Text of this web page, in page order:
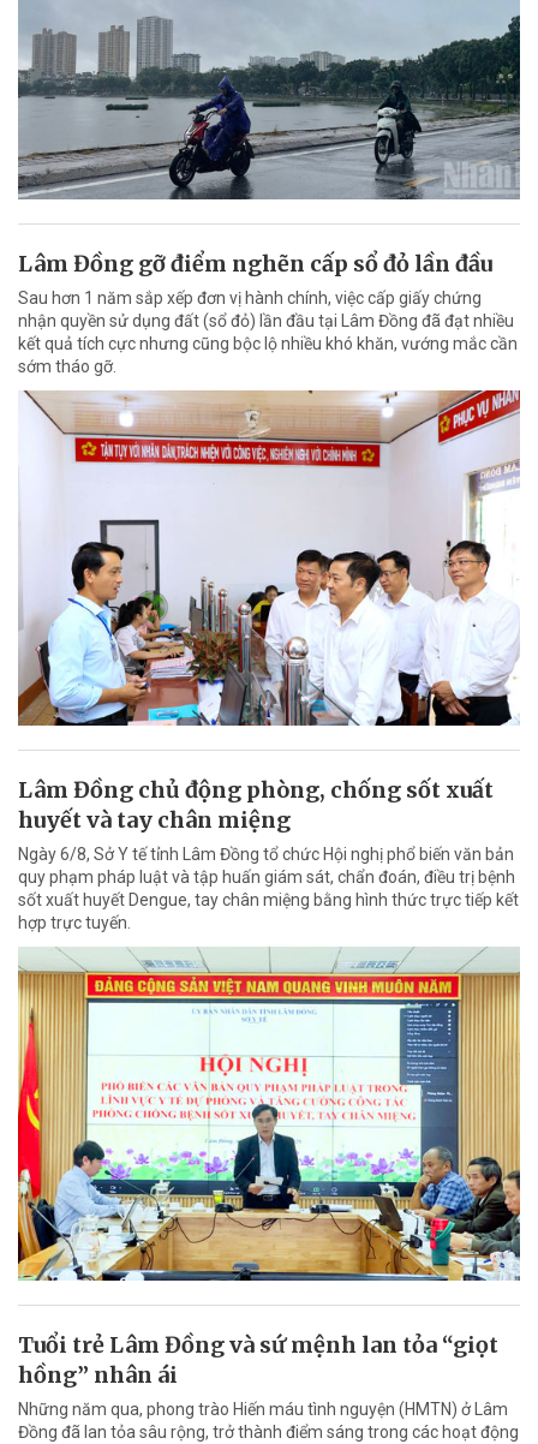
Lâm Đồng gỡ điểm nghẽn cấp sổ đỏ lần đầu
Sau hơn 1 năm sắp xếp đơn vị hành chính, việc cấp giấy chứng
nhận quyền sử dụng đất (sổ đỏ) lần đầu tại Lâm Đồng đã đạt nhiều
kết quả tích cực nhưng cũng bộc lộ nhiều khó khăn, vướng mắc cần
sớm tháo gỡ.
Lâm Đồng chủ động phòng, chống sốt xuất
huyết và tay chân miệng
Ngày 6/8, Sở Y tế tỉnh Lâm Đồng tổ chức Hội nghị phổ biến văn bản
quy phạm pháp luật và tập huấn giám sát, chẩn đoán, điều trị bệnh
sốt xuất huyết Dengue, tay chân miệng bằng hình thức trực tiếp kết
hợp trực tuyến.
Tuổi trẻ Lâm Đồng và sứ mệnh lan tỏa “giọt
hồng” nhân ái
Những năm qua, phong trào Hiến máu tình nguyện (HMTN) ở Lâm
Đồng đã lan tỏa sâu rộng, trở thành điểm sáng trong các hoạt động